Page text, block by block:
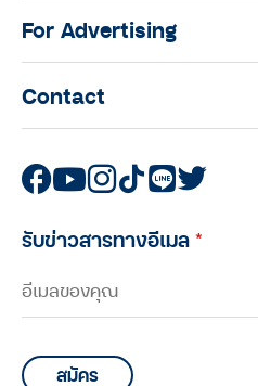
For Advertising
Contact
รับข่าวสารทางอีเมล*